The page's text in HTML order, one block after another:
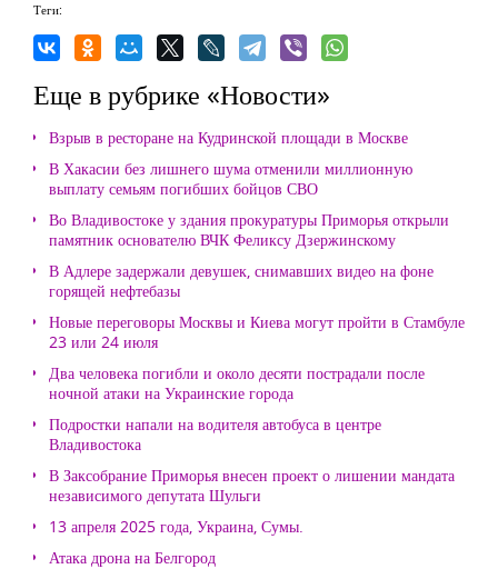
Теги:
Еще в рубрике «Новости»
Взрыв в ресторане на Кудринской площади в Москве
В Хакасии без лишнего шума отменили миллионную
выплату семьям погибших бойцов СВО
Во Владивостоке у здания прокуратуры Приморья открыли
памятник основателю ВЧК Феликсу Дзержинскому
В Адлере задержали девушек, снимавших видео на фоне
горящей нефтебазы
Новые переговоры Москвы и Киева могут пройти в Стамбуле
23 или 24 июля
Два человека погибли и около десяти пострадали после
ночной атаки на Украинские города
Подростки напали на водителя автобуса в центре
Владивостока
В Заксобрание Приморья внесен проект о лишении мандата
независимого депутата Шульги
13 апреля 2025 года, Украина, Сумы.
Атака дрона на Белгород